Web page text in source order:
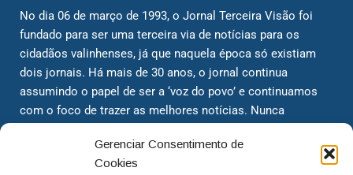
Gerenciar Consentimento de
Cookies
No dia 06 de março de 1993, o Jornal Terceira Visão foi
fundado para ser uma terceira via de notícias para os
cidadãos valinhenses, já que naquela época só existiam
dois jornais. Há mais de 30 anos, o jornal continua
assumindo o papel de ser a ‘voz do povo’ e continuamos
com o foco de trazer as melhores notícias. Nunca
questionando os órgãos públicos em busca de melhorias
para a cidade e sempre cobrando resoluções para casos